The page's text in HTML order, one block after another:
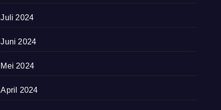
Juli 2024
Juni 2024
Mei 2024
April 2024